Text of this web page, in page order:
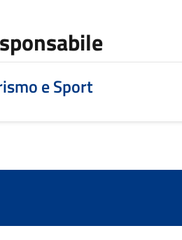
e Sport